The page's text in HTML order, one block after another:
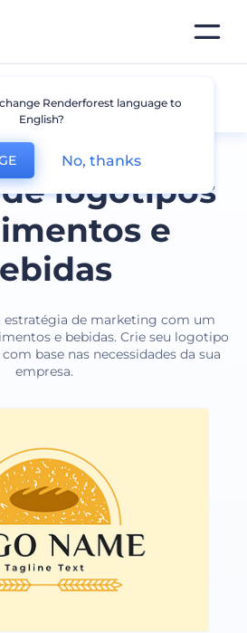
logotipos
e
estratégia de marketing com um
e bebidas. Crie seu logotipo
base nas necessidades da sua
empresa.
Renderforest language to
English?
No, thanks